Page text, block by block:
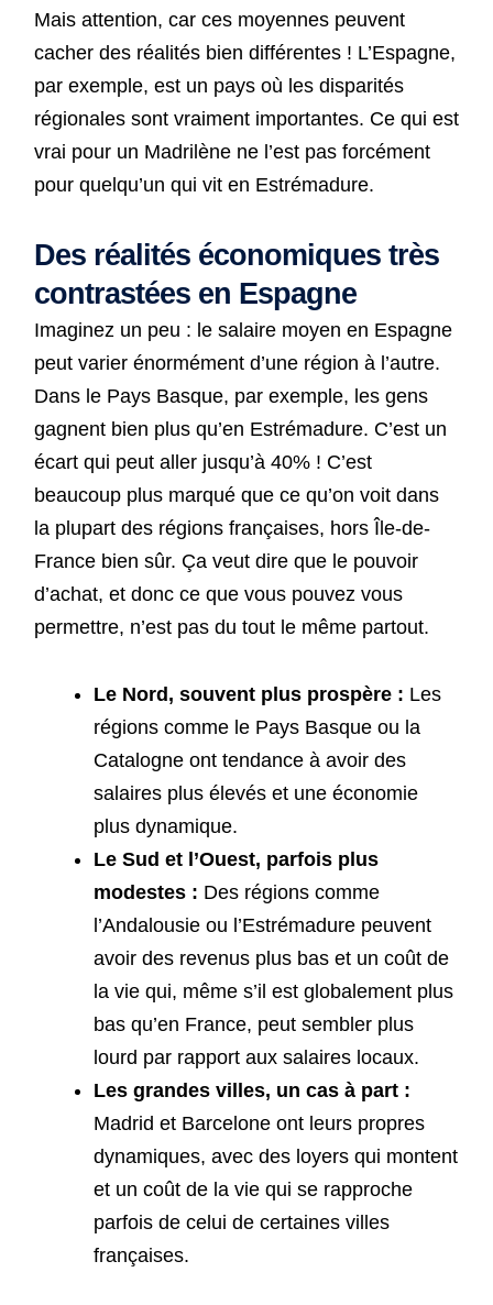
Mais attention, car ces moyennes peuvent
cacher des réalités bien différentes ! L’Espagne,
par exemple, est un pays où les disparités
régionales sont vraiment importantes. Ce qui est
vrai pour un Madrilène ne l’est pas forcément
pour quelqu’un qui vit en Estrémadure.
Des réalités économiques très
contrastées en Espagne
Imaginez un peu : le salaire moyen en Espagne
peut varier énormément d’une région à l’autre.
Dans le Pays Basque, par exemple, les gens
gagnent bien plus qu’en Estrémadure. C’est un
écart qui peut aller jusqu’à 40% ! C’est
beaucoup plus marqué que ce qu’on voit dans
la plupart des régions françaises, hors Île-de-
France bien sûr. Ça veut dire que le pouvoir
d’achat, et donc ce que vous pouvez vous
permettre, n’est pas du tout le même partout.
Le Nord, souvent plus prospère : Les
régions comme le Pays Basque ou la
Catalogne ont tendance à avoir des
salaires plus élevés et une économie
plus dynamique.
Le Sud et l’Ouest, parfois plus
modestes : Des régions comme
l’Andalousie ou l’Estrémadure peuvent
avoir des revenus plus bas et un coût de
la vie qui, même s’il est globalement plus
bas qu’en France, peut sembler plus
lourd par rapport aux salaires locaux.
Les grandes villes, un cas à part :
Madrid et Barcelone ont leurs propres
dynamiques, avec des loyers qui montent
et un coût de la vie qui se rapproche
parfois de celui de certaines villes
françaises.